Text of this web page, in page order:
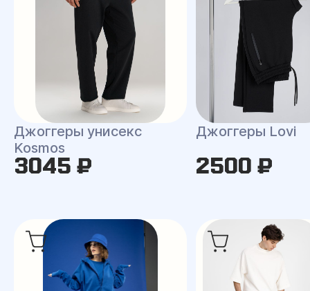
Джоггеры унисекс
Kosmos
3045 ₽
Джоггеры Lovi
2500 ₽